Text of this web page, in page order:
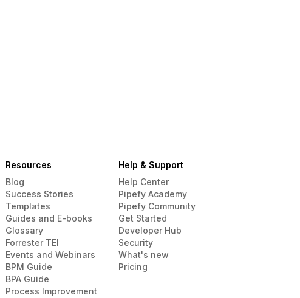
Resources
Blog
Success Stories
Templates
Guides and E-books
Glossary
Forrester TEI
Events and Webinars
BPM Guide
BPA Guide
Process Improvement
Help & Support
Help Center
Pipefy Academy
Pipefy Community
Get Started
Developer Hub
Security
What's new
Pricing